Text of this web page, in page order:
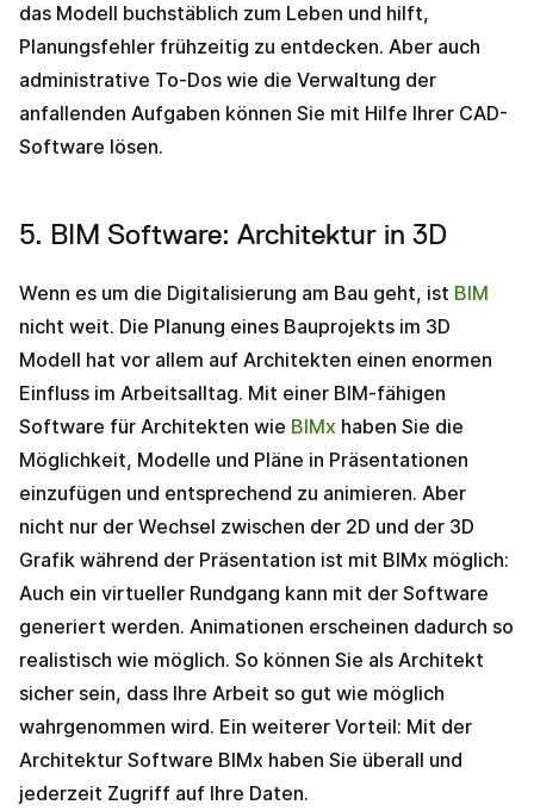
das Modell buchstäblich zum Leben und hilft,
Planungsfehler frühzeitig zu entdecken. Aber auch
administrative To-Dos wie die Verwaltung der
anfallenden Aufgaben können Sie mit Hilfe Ihrer CAD-
Software lösen.
5. BIM Software: Architektur in 3D
Wenn es um die Digitalisierung am Bau geht, ist BIM
nicht weit. Die Planung eines Bauprojekts im 3D
Modell hat vor allem auf Architekten einen enormen
Einfluss im Arbeitsalltag. Mit einer BIM-fähigen
Software für Architekten wie BIMx haben Sie die
Möglichkeit, Modelle und Pläne in Präsentationen
einzufügen und entsprechend zu animieren. Aber
nicht nur der Wechsel zwischen der 2D und der 3D
Grafik während der Präsentation ist mit BIMx möglich:
Auch ein virtueller Rundgang kann mit der Software
generiert werden. Animationen erscheinen dadurch so
realistisch wie möglich. So können Sie als Architekt
sicher sein, dass Ihre Arbeit so gut wie möglich
wahrgenommen wird. Ein weiterer Vorteil: Mit der
Architektur Software BIMx haben Sie überall und
jederzeit Zugriff auf Ihre Daten.